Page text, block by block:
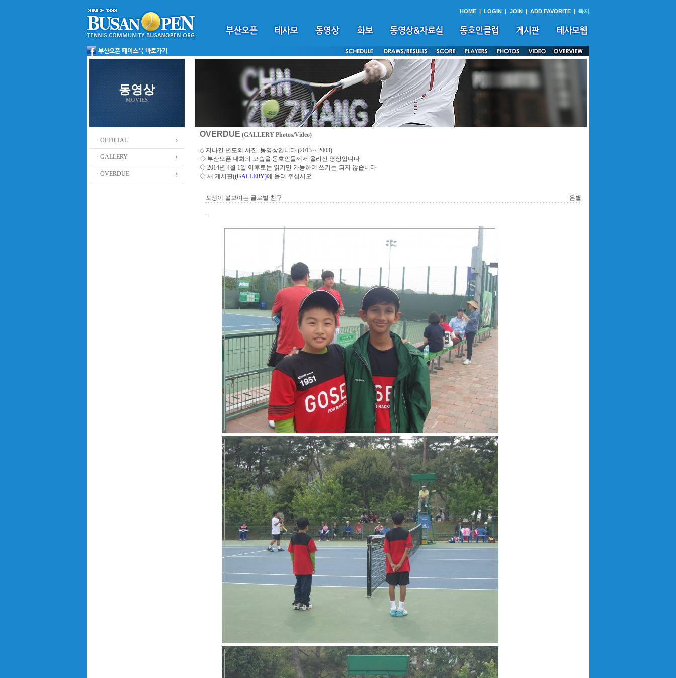
HOME | LOGIN | JOIN | ADD FAVORITE | 쪽지
동영상
MOVIES
ㆍOFFICIAL
ㆍGALLERY
ㆍOVERDUE
OVERDUE (GALLERY Photos/Video)
◇ 지나간 년도의 사진, 동영상입니다 (2013 ~ 2003)
◇ 부산오픈 대회의 모습을 동호인들께서 올리신 영상입니다
◇ 2014년 4월 1일 이후로는 읽기만 가능하며 쓰기는 되지 않습니다
◇ 새 게시판((GALLERY)에 올려 주십시오
꼬맹이 볼보이는 글로벌 친구 은별
.